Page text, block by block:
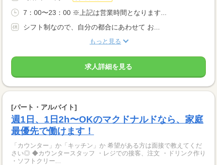
7：00〜23：00 ※上記は営業時間となります...
シフト制なので、自分の都合にあわせて お...
もっと見る
求人詳細を見る
[パート・アルバイト]
週1日、1日2h〜OKのマクドナルドなら、家庭
最優先で働けます！
「カウンター」か「キッチン」か 希望がある方は面接で教えてくだ
さい◎ ◆カウンタースタッフ ・レジでの接客、注文 ・ドリンク作り
・ソフトクリー...